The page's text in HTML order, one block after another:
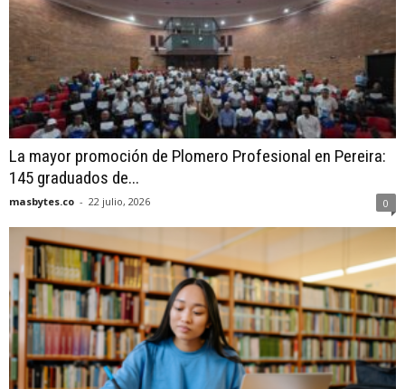
La mayor promoción de Plomero Profesional en Pereira:
145 graduados de...
masbytes.co - 22 julio, 2026 0